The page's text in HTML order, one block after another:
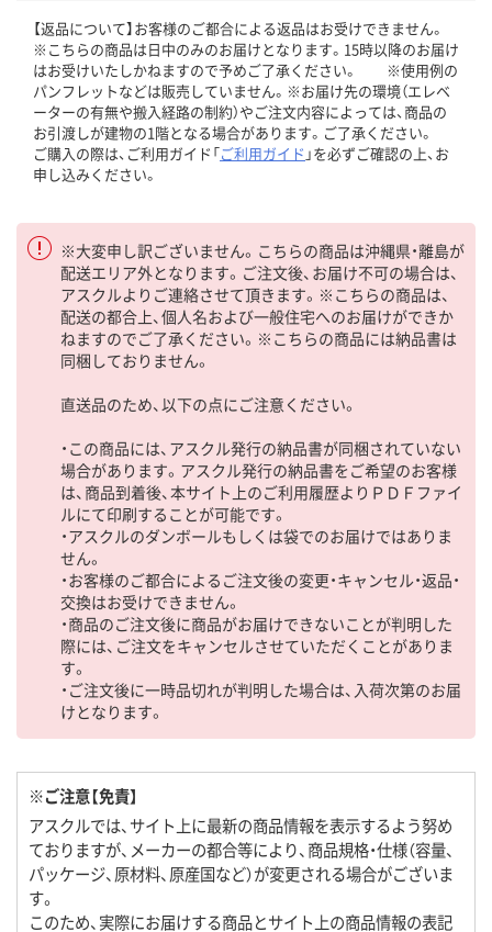
【返品について】お客様のご都合による返品はお受けできません。
※こちらの商品は日中のみのお届けとなります。15時以降のお届け
はお受けいたしかねますので予めご了承ください。 ※使用例の
パンフレットなどは販売していません。※お届け先の環境（エレベ
ーターの有無や搬入経路の制約）やご注文内容によっては、商品の
お引渡しが建物の1階となる場合があります。ご了承ください。
ご購入の際は、ご利用ガイド「ご利用ガイド 」を必ずご確認の上、お
申し込みください。
※大変申し訳ございません。こちらの商品は沖縄県・離島が
配送エリア外となります。ご注文後、お届け不可の場合は、
アスクルよりご連絡させて頂きます。※こちらの商品は、
配送の都合上、個人名および一般住宅へのお届けができか
ねますのでご了承ください。※こちらの商品には納品書は
同梱しておりません。
直送品のため、以下の点にご注意ください。
・この商品には、アスクル発行の納品書が同梱されていない
場合があります。アスクル発行の納品書をご希望のお客様
は、商品到着後、本サイト上のご利用履歴よりＰＤＦファイ
ルにて印刷することが可能です。
・アスクルのダンボールもしくは袋でのお届けではありま
せん。
・お客様のご都合によるご注文後の変更・キャンセル・返品・
交換はお受けできません。
・商品のご注文後に商品がお届けできないことが判明した
際には、ご注文をキャンセルさせていただくことがありま
す。
・ご注文後に一時品切れが判明した場合は、入荷次第のお届
けとなります。
※ご注意【免責】
アスクルでは、サイト上に最新の商品情報を表示するよう努め
ておりますが、メーカーの都合等により、商品規格・仕様（容量、
パッケージ、原材料、原産国など）が変更される場合がございま
す。
このため、実際にお届けする商品とサイト上の商品情報の表記